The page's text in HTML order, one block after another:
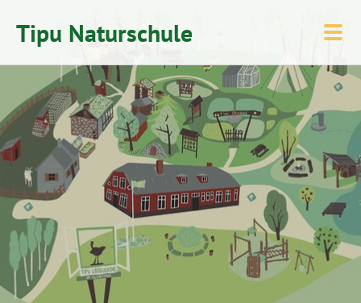
Tipu Naturschule